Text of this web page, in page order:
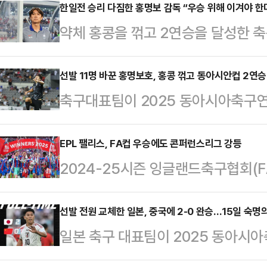
움에서 열린 홍콩과의 대회 남자부
전에서 중국을 3-0으로 제압했던
치르지 않은 일본을 제치고 1위로
대비 선발 명단을 모두 교체하며 테
로 그라운드를 밟으며 A매치 데뷔
회를 얻었다.…
한일전 승리 다짐한 홍명보 감독 “우승 위해 이겨야 한
약체 홍콩을 꺾고 2연승을 달성한
전 승리를 다짐했다.홍명보 감독이
인 미르스타디움에서 열린 홍콩과
다.지난 7일 1차전에서 중국을 3-0
직 1경기 밖에 치르지 않은 일본을
서 일본이 한 수 아래로 평가 받는
가게 된다. 중국에 이길 경우 골 득
15일 열리는 한…
선발 11명 바꾼 홍명보호, 홍콩 꺾고 동아시안컵 2연승
축구대표팀이 2025 동아시아축구
두 번째 경기에서 홍콩을 꺾고 2연
축구 국가대표팀은 11일 용인 미르
2차전에서 2-0으로 이겼다.지난 7
한국은 2연승을 거두며 아직 1경기
라섰다.이날 홍명보 감독은 지난 중
스트를 이어나갔다.선발로 나선 조
앙 수…
EPL 팰리스, FA컵 우승에도 콘퍼런스리그 강등
2024-25시즌 잉글랜드축구협회
글랜드)가 유럽축구연맹(UEFA) 규
것으로 보인다.UEFA는 12일(한국
구(CFCB)가 크리스탈 팰리스와
결과 두 구단이 3월 1일 기준으로
선발 전원 교체한 일본, 중국에 2-0 완승…15일 숙명
일본 축구 대표팀이 2025 동아시
안컵)에서 중국에 완승을 거두고 2